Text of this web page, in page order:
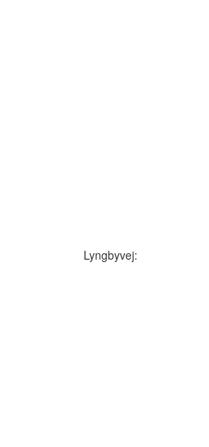
Lyngbyvej: